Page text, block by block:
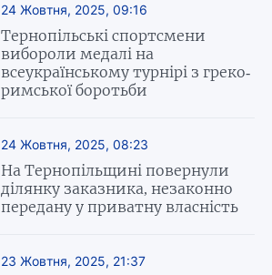
24 Жовтня, 2025, 09:16
Тернопільські спортсмени
вибороли медалі на
всеукраїнському турнірі з греко-
римської боротьби
24 Жовтня, 2025, 08:23
На Тернопільщині повернули
ділянку заказника, незаконно
передану у приватну власність
23 Жовтня, 2025, 21:37